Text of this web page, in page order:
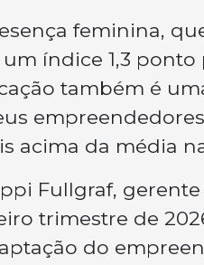
feminina,
índice 1,3
também é
acima da média
Fullgraf,
trimestre de
do